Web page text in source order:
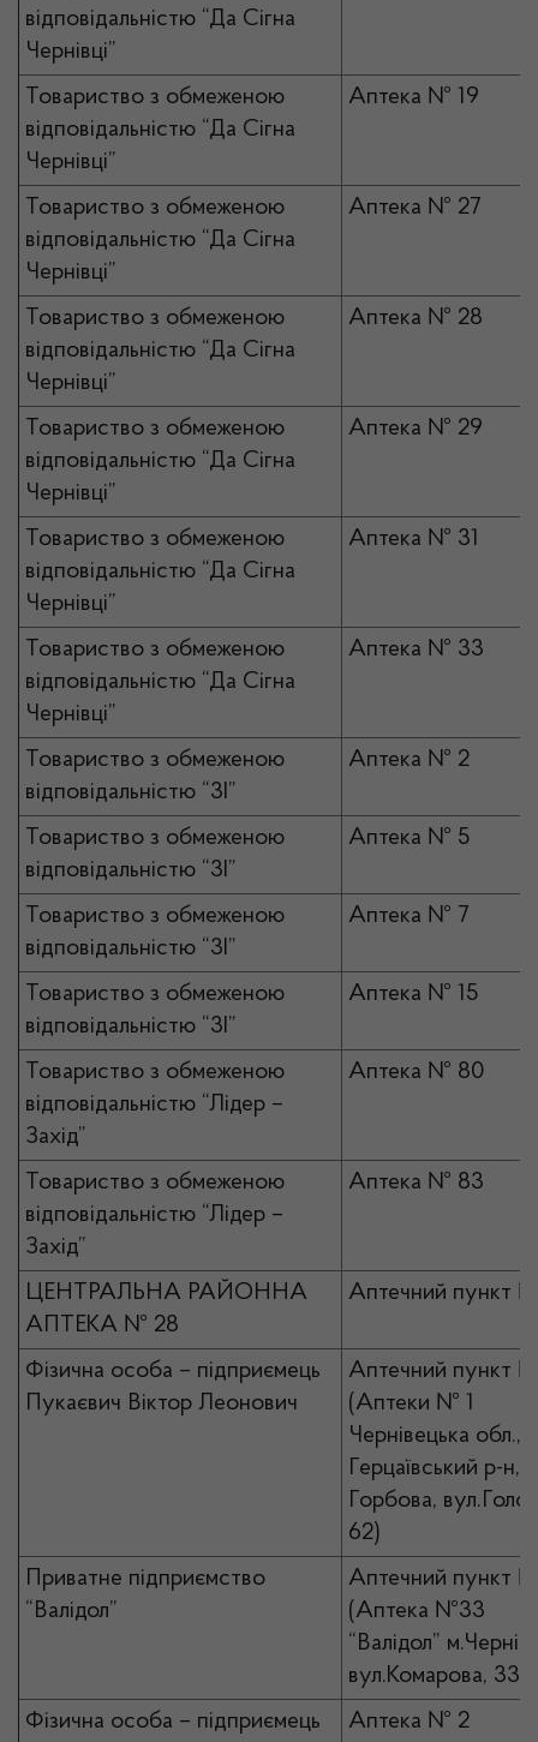
відповідальністю “Да Сігна
Чернівці”
Товариство з обмеженою
відповідальністю “Да Сігна
Чернівці”
Аптека № 19
Товариство з обмеженою
відповідальністю “Да Сігна
Чернівці”
Аптека № 27
Товариство з обмеженою
відповідальністю “Да Сігна
Чернівці”
Аптека № 28
Товариство з обмеженою
відповідальністю “Да Сігна
Чернівці”
Аптека № 29
Товариство з обмеженою
відповідальністю “Да Сігна
Чернівці”
Аптека № 31
Товариство з обмеженою
відповідальністю “Да Сігна
Чернівці”
Аптека № 33
Товариство з обмеженою
відповідальністю “3І”
Аптека № 2
Товариство з обмеженою
відповідальністю “3І”
Аптека № 5
Товариство з обмеженою
відповідальністю “3І”
Аптека № 7
Товариство з обмеженою
відповідальністю “3І”
Аптека № 15
Товариство з обмеженою
відповідальністю “Лідер –
Захід”
Аптека № 80
Товариство з обмеженою
відповідальністю “Лідер –
Захід”
Аптека № 83
ЦЕНТРАЛЬНА РАЙОННА
АПТЕКА № 28
Аптечний пункт
Фізична особа – підприємець
Пукаєвич Віктор Леонович
Аптечний пункт
(Аптеки № 1
Чернівецька обл.,
Герцаївський р-н,
Горбова,
62)
Приватне підприємство
“Валідол”
Аптечний пункт
(Аптека №33
“Валідол”
вул.Комарова, 33)
Фізична особа – підприємець
Аптека № 2